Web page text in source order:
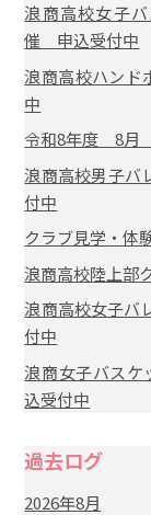
浪商高校女子
催 申込受付中
浪商高校ハン
中
令和8年度 8月
浪商高校男子
付中
クラブ見学・体
浪商高校陸上
浪商高校女子バ
付中
浪商女子バス
込受付中
過去ログ
2026年8月